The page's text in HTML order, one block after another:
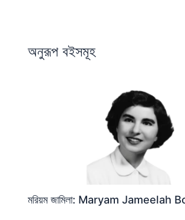
অনুরূপ বইসমূহ
মরিয়ম জামিলা: Maryam Jameelah